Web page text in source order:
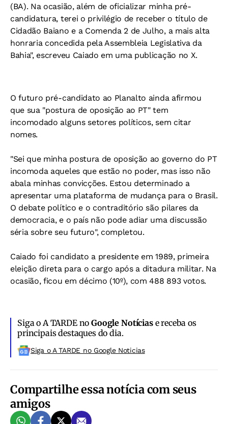
(BA). Na ocasião, além de oficializar minha pré-
candidatura, terei o privilégio de receber o título de
Cidadão Baiano e a Comenda 2 de Julho, a mais alta
honraria concedida pela Assembleia Legislativa da
Bahia", escreveu Caiado em uma publicação no X.
O futuro pré-candidato ao Planalto ainda afirmou
que sua "postura de oposição ao PT" tem
incomodado alguns setores políticos, sem citar
nomes.
"Sei que minha postura de oposição ao governo do PT
incomoda aqueles que estão no poder, mas isso não
abala minhas convicções. Estou determinado a
apresentar uma plataforma de mudança para o Brasil.
O debate político e o contraditório são pilares da
democracia, e o país não pode adiar uma discussão
séria sobre seu futuro", completou.
Caiado foi candidato a presidente em 1989, primeira
eleição direta para o cargo após a ditadura militar. Na
ocasião, ficou em décimo (10º), com 488 893 votos.
Siga o A TARDE noGoogle Notíciase receba os
principais destaques do dia.
Siga o A TARDE no Google Noticias
Compartilhe essa notícia com seus
amigos